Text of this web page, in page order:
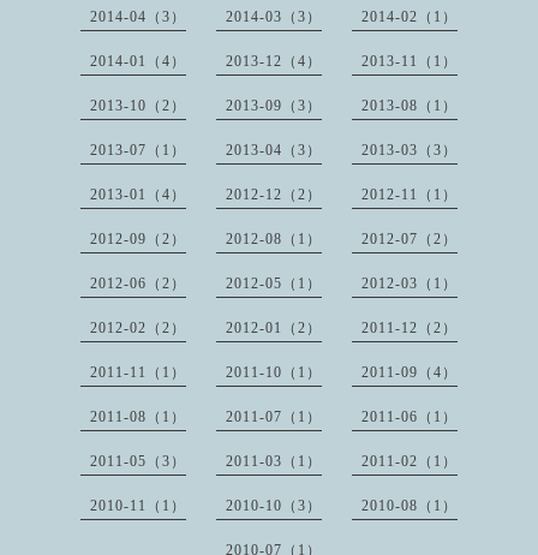
2014-04（3） 2014-03（3） 2014-02（1）
2014-01（4） 2013-12（4） 2013-11（1）
2013-10（2） 2013-09（3） 2013-08（1）
2013-07（1） 2013-04（3） 2013-03（3）
2013-01（4） 2012-12（2） 2012-11（1）
2012-09（2） 2012-08（1） 2012-07（2）
2012-06（2） 2012-05（1） 2012-03（1）
2012-02（2） 2012-01（2） 2011-12（2）
2011-11（1） 2011-10（1） 2011-09（4）
2011-08（1） 2011-07（1） 2011-06（1）
2011-05（3） 2011-03（1） 2011-02（1）
2010-11（1） 2010-10（3） 2010-08（1）
2010-07（1）